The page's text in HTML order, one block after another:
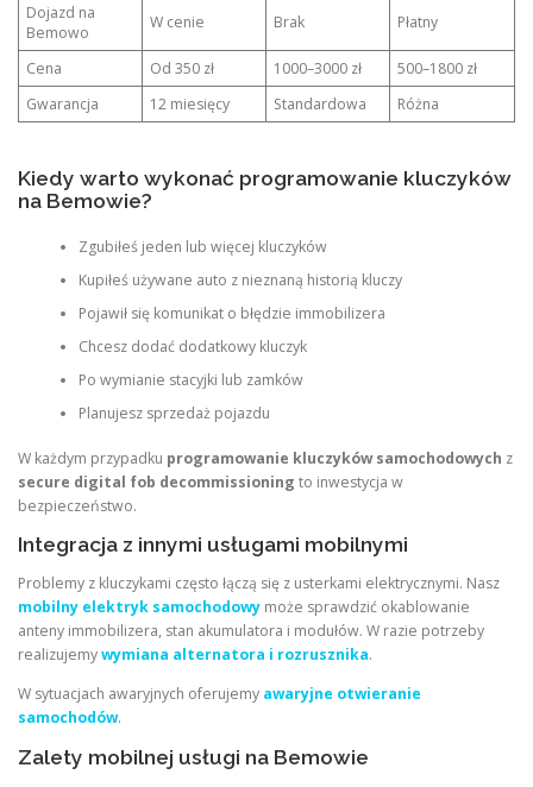
Dojazd na
Bemowo
W cenie Brak Płatny
Cena Od 350 zł 1000–3000 zł
500–1800 zł
Gwarancja
12 miesięcy Standardowa Różna
Kiedy warto wykonać programowanie kluczyków
na Bemowie?
Zgubiłeś jeden lub więcej kluczyków
Kupiłeś używane auto z nieznaną historią kluczy
Pojawił się komunikat o błędzie immobilizera
Chcesz dodać dodatkowy kluczyk
Po wymianie stacyjki lub zamków
Planujesz sprzedaż pojazdu
W każdym przypadku programowanie kluczyków samochodowych z
secure digital fob decommissioning to inwestycja w
bezpieczeństwo.
Integracja z innymi usługami mobilnymi
Problemy z kluczykami często łączą się z usterkami elektrycznymi. Nasz
mobilny elektryk samochodowy może sprawdzić okablowanie
anteny immobilizera, stan akumulatora i modułów. W razie potrzeby
realizujemywymiana alternatora i rozrusznika.
W sytuacjach awaryjnych oferujemy awaryjne otwieranie
samochodów.
Zalety mobilnej usługi na Bemowie